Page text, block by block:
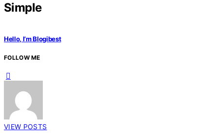
Simple
Hello, I’m Blogibest
FOLLOW ME
VIEW POSTS